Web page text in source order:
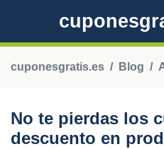
cuponesgratis.es Blog
No te pierdas los
descuento en